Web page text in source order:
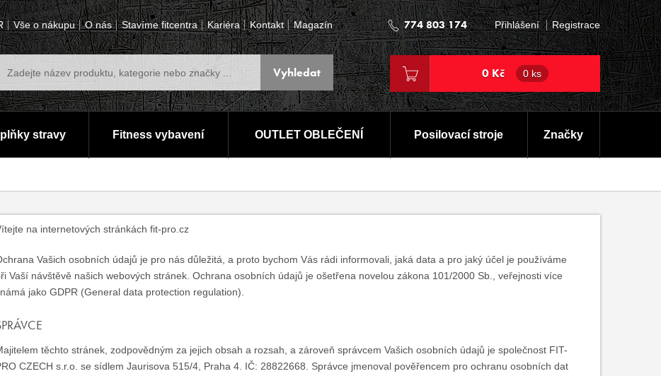
Vše o nákupu O nás Stavíme fitcentra Kariéra Kontakt Magazín 774 803 174 Přihlášení Registrace
0 Kč 0 ks
stravy Fitness vybavení OUTLET OBLEČENÍ Posilovací stroje Značky
na internetových stránkách fit-pro.cz
Vašich osobních údajů je pro nás důležitá, a proto bychom Vás rádi informovali, jaká data a pro jaký účel je používáme
Vaší návštěvě našich webových stránek. Ochrana osobních údajů je ošetřena novelou zákona 101/2000 Sb., veřejnosti více
jako GDPR (General data protection regulation).
těchto stránek, zodpovědným za jejich obsah a rozsah, a zároveň správcem Vašich osobních údajů je společnost FIT-
CZECH s.r.o. se sídlem Jaurisova 515/4, Praha 4. IČ: 28822668. Správce jmenoval pověřencem pro ochranu osobních dat